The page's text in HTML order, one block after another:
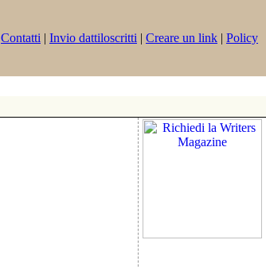
Contatti | Invio dattiloscritti | Creare un link | Policy